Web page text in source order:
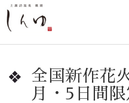
全国新作花
月・5日間限